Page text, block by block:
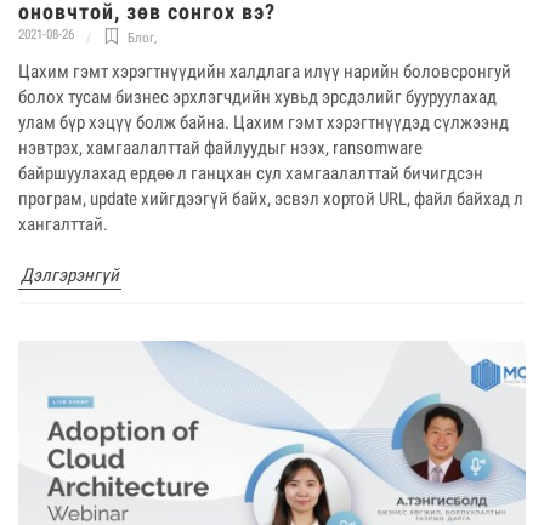
оновчтой, зөв сонгох вэ?
2021-08-26 Блог
Цахим гэмт хэрэгтнүүдийн халдлага илүү нарийн боловсронгуй
болох тусам бизнес эрхлэгчдийн хувьд эрсдэлийг бууруулахад
улам бүр хэцүү болж байна. Цахим гэмт хэрэгтнүүдэд сүлжээнд
нэвтрэх, хамгаалалттай файлуудыг нээх, ransomware
байршуулахад ердөө л ганцхан сул хамгаалалттай бичигдсэн
програм, update хийгдээгүй байх, эсвэл хортой URL, файл байхад л
хангалттай.
Дэлгэрэнгүй